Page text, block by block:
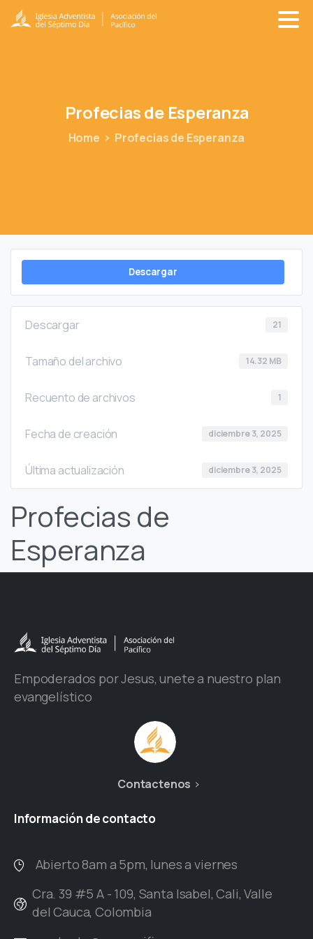
Profeciasde Esperanza
Home Profecias de Esperanza
Descargar
Descargar 21
Tamaño del archivo 14.32 MB
Recuento de archivos 1
Fecha de creación diciembre 3, 2025
Última actualización diciembre 3, 2025
Profecias de
Esperanza
Empoderados por Jesus, unete a nuestro plan
evangelístico
Contactenos
Informacióndecontacto
Abierto 8am a 5pm, lunes a viernes
Cra. 39 #5 A - 109, Santa Isabel, Cali, Valle
del Cauca, Colombia